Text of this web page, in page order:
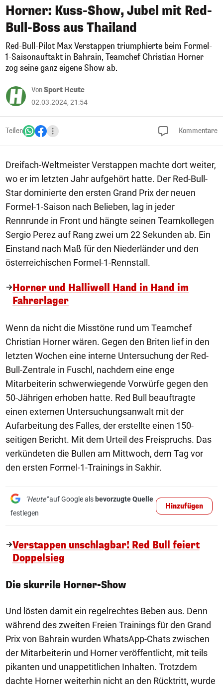
Horner: Kuss-Show, Jubel mit Red-
Bull-Boss aus Thailand
Red-Bull-Pilot Max Verstappen triumphierte beim Formel-
1-Saisonauftakt in Bahrain, Teamchef Christian Horner
zog seine ganz eigene Show ab.
VonSport Heute
02.03.2024, 21:54
Teilen Kommentare
Dreifach-Weltmeister Verstappen machte dort weiter,
wo er im letzten Jahr aufgehört hatte. Der Red-Bull-
Star dominierte den ersten Grand Prix der neuen
Formel-1-Saison nach Belieben, lag in jeder
Rennrunde in Front und hängte seinen Teamkollegen
Sergio Perez auf Rang zwei um 22 Sekunden ab. Ein
Einstand nach Maß für den Niederländer und den
österreichischen Formel-1-Rennstall.
Horner und Halliwell Hand in Hand im
Fahrerlager
Wenn da nicht die Misstöne rund um Teamchef
Christian Horner wären. Gegen den Briten lief in den
letzten Wochen eine interne Untersuchung der Red-
Bull-Zentrale in Fuschl, nachdem eine enge
Mitarbeiterin schwerwiegende Vorwürfe gegen den
50-Jährigen erhoben hatte. Red Bull beauftragte
einen externen Untersuchungsanwalt mit der
Aufarbeitung des Falles, der erstellte einen 150-
seitigen Bericht. Mit dem Urteil des Freispruchs. Das
verkündeten die Bullen am Mittwoch, dem Tag vor
den ersten Formel-1-Trainings in Sakhir.
"Heute"auf Google als bevorzugte Quelle
festlegen
Hinzufügen
Verstappen unschlagbar! Red Bull feiert
Doppelsieg
Die skurrile Horner-Show
Und lösten damit ein regelrechtes Beben aus. Denn
während des zweiten Freien Trainings für den Grand
Prix von Bahrain wurden WhatsApp-Chats zwischen
der Mitarbeiterin und Horner veröffentlicht, mit teils
pikanten und unappetitlichen Inhalten. Trotzdem
dachte Horner weiterhin nicht an den Rücktritt, wurde